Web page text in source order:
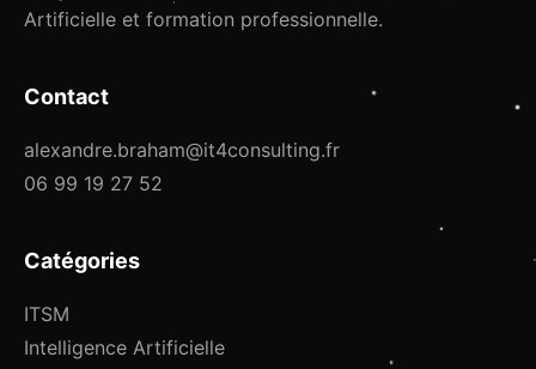
Artificielle et formation professionnelle.
Contact
alexandre.braham@it4consulting.fr
06 99 19 27 52
Catégories
ITSM
Intelligence Artificielle